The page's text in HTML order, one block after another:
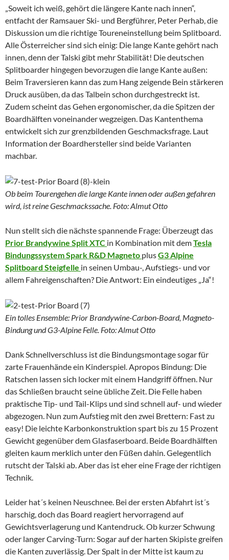
„Soweit ich weiß, gehört die längere Kante nach innen“,
entfacht der Ramsauer Ski- und Bergführer, Peter Perhab, die
Diskussion um die richtige Toureneinstellung beim Splitboard.
Alle Österreicher sind sich einig: Die lange Kante gehört nach
innen, denn der Talski gibt mehr Stabilität! Die deutschen
Splitboarder hingegen bevorzugen die lange Kante außen:
Beim Traversieren kann das zum Hang zeigende Bein stärkeren
Druck ausüben, da das Talbein schon durchgestreckt ist.
Zudem scheint das Gehen ergonomischer, da die Spitzen der
Boardhälften voneinander wegzeigen. Das Kantenthema
entwickelt sich zur grenzbildenden Geschmacksfrage. Laut
Information der Boardhersteller sind beide Varianten
machbar.
Ob beim Tourengehen die lange Kante innen oder außen gefahren
wird, ist reine Geschmackssache. Foto: Almut Otto
Nun stellt sich die nächste spannende Frage: Überzeugt das
Prior Brandywine Split XTC in Kombination mit demTesla
Bindungssystem Spark R&D Magneto plusG3 Alpine
Splitboard Steigfelle in seinen Umbau-, Aufstiegs- und vor
allem Fahreigenschaften? Die Antwort: Ein eindeutiges „Ja“!
Ein tolles Ensemble: Prior Brandywine-Carbon-Board, Magneto-
Bindung und G3-Alpine Felle. Foto: Almut Otto
Dank Schnellverschluss ist die Bindungsmontage sogar für
zarte Frauenhände ein Kinderspiel. Apropos Bindung: Die
Ratschen lassen sich locker mit einem Handgriff öffnen. Nur
das Schließen braucht seine übliche Zeit. Die Felle haben
praktische Tip- und Tail-Klips und sind schnell auf- und wieder
abgezogen. Nun zum Aufstieg mit den zwei Brettern: Fast zu
easy! Die leichte Karbonkonstruktion spart bis zu 15 Prozent
Gewicht gegenüber dem Glasfaserboard. Beide Boardhälften
gleiten kaum merklich unter den Füßen dahin. Gelegentlich
rutscht der Talski ab. Aber das ist eher eine Frage der richtigen
Technik.
Leider hat´s keinen Neuschnee. Bei der ersten Abfahrt ist´s
harschig, doch das Board reagiert hervorragend auf
Gewichtsverlagerung und Kantendruck. Ob kurzer Schwung
oder langer Carving-Turn: Sogar auf der harten Skipiste greifen
die Kanten zuverlässig. Der Spalt in der Mitte ist kaum zu